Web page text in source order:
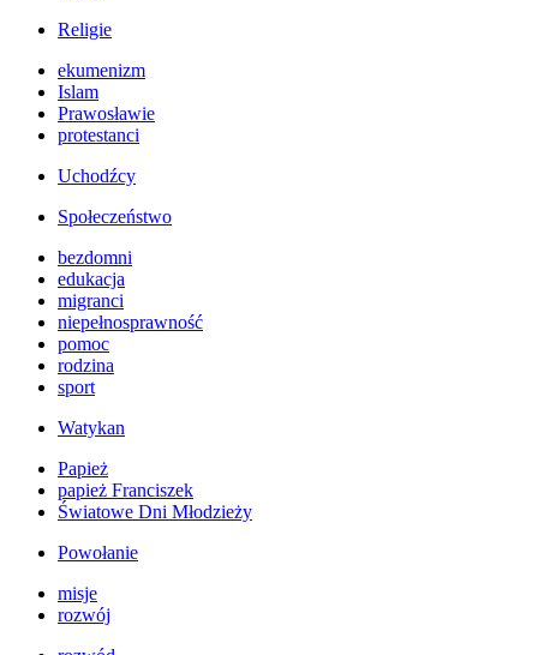
Religie
ekumenizm
Islam
Prawosławie
protestanci
Uchodźcy
Społeczeństwo
bezdomni
edukacja
migranci
niepełnosprawność
pomoc
rodzina
sport
Watykan
Papież
papież Franciszek
Światowe Dni Młodzieży
Powołanie
misje
rozwój